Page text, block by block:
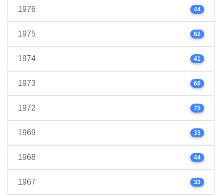
1976 44
1975 62
1974 41
1973 66
1972 75
1969 33
1968 44
1967 33